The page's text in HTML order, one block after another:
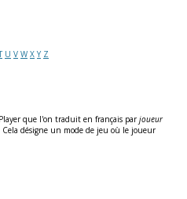
U V W X Y Z
que l'on traduit en français parjoueur
. Cela désigne un mode de jeu où le joueur